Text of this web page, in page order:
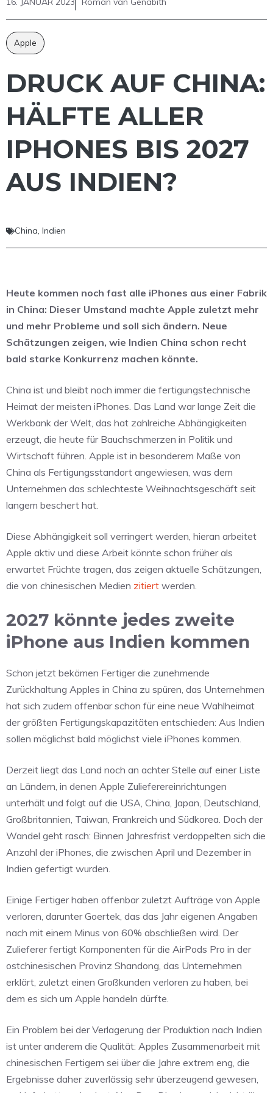
Apple
DRUCK AUF CHINA:
HÄLFTE ALLER
IPHONES BIS 2027
AUS INDIEN?
China, Indien
Heute kommen noch fast alle iPhones aus einer Fabrik
in China: Dieser Umstand machte Apple zuletzt mehr
und mehr Probleme und soll sich ändern. Neue
Schätzungen zeigen, wie Indien China schon recht
bald starke Konkurrenz machen könnte.
China ist und bleibt noch immer die fertigungstechnische
Heimat der meisten iPhones. Das Land war lange Zeit die
Werkbank der Welt, das hat zahlreiche Abhängigkeiten
erzeugt, die heute für Bauchschmerzen in Politik und
Wirtschaft führen. Apple ist in besonderem Maße von
China als Fertigungsstandort angewiesen, was dem
Unternehmen das schlechteste Weihnachtsgeschäft seit
langem beschert hat.
Diese Abhängigkeit soll verringert werden, hieran arbeitet
Apple aktiv und diese Arbeit könnte schon früher als
erwartet Früchte tragen, das zeigen aktuelle Schätzungen,
die von chinesischen Medien zitiert werden.
2027 könnte jedes zweite
iPhone aus Indien kommen
Schon jetzt bekämen Fertiger die zunehmende
Zurückhaltung Apples in China zu spüren, das Unternehmen
hat sich zudem offenbar schon für eine neue Wahlheimat
der größten Fertigungskapazitäten entschieden: Aus Indien
sollen möglichst bald möglichst viele iPhones kommen.
Derzeit liegt das Land noch an achter Stelle auf einer Liste
an Ländern, in denen Apple Zulieferereinrichtungen
unterhält und folgt auf die USA, China, Japan, Deutschland,
Großbritannien, Taiwan, Frankreich und Südkorea. Doch der
Wandel geht rasch: Binnen Jahresfrist verdoppelten sich die
Anzahl der iPhones, die zwischen April und Dezember in
Indien gefertigt wurden.
Einige Fertiger haben offenbar zuletzt Aufträge von Apple
verloren, darunter Goertek, das das Jahr eigenen Angaben
nach mit einem Minus von 60% abschließen wird. Der
Zulieferer fertigt Komponenten für die AirPods Pro in der
ostchinesischen Provinz Shandong, das Unternehmen
erklärt, zuletzt einen Großkunden verloren zu haben, bei
dem es sich um Apple handeln dürfte.
Ein Problem bei der Verlagerung der Produktion nach Indien
ist unter anderem die Qualität: Apples Zusammenarbeit mit
chinesischen Fertigern sei über die Jahre extrem eng, die
Ergebnisse daher zuverlässig sehr überzeugend gewesen,